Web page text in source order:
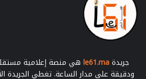
جريدةle61.ma هي منصة إعلامية
ودقيقة على مدار الساعة. تغطي الجريدة